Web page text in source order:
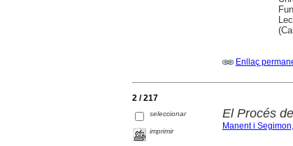
Enllaç
2 / 217
seleccionar
imprimir
El Procés
Manent i